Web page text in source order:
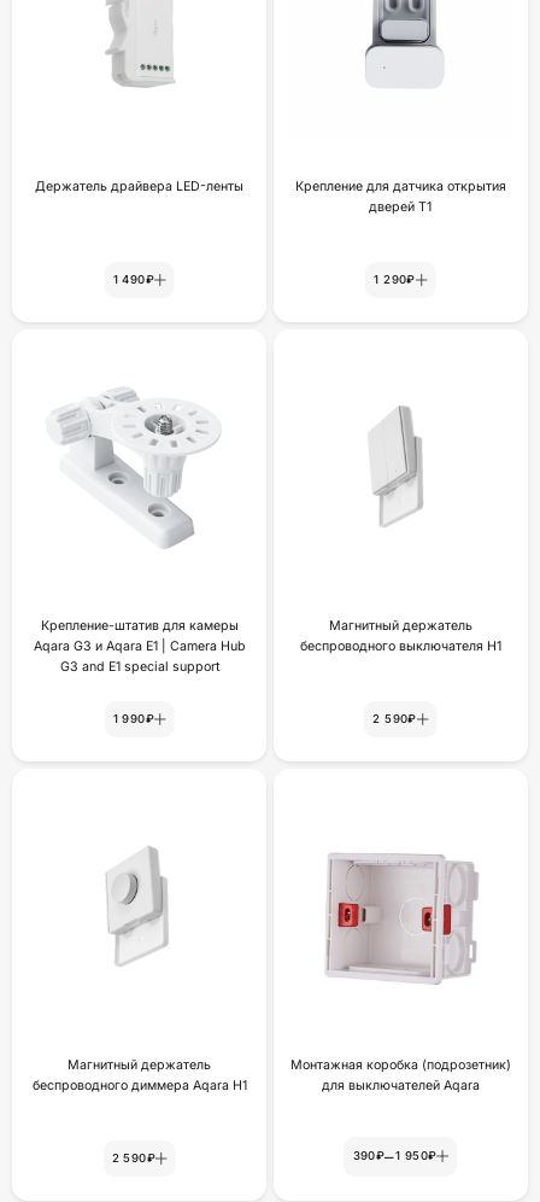
Держатель драйвера LED-ленты
1 490₽
Крепление для датчика открытия
дверей Т1
1 290₽
Крепление-штатив для камеры
Aqara G3 и Aqara E1 | Camera Hub
G3 and E1 special support
1 990₽
Магнитный держатель
беспроводного выключателя H1
2 590₽
Магнитный держатель
беспроводного диммера Aqara H1
2 590₽
Монтажная коробка (подрозетник)
для выключателей Aqara
390₽–1 950₽